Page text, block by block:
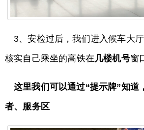
3、安检过后，我们进入候车大
核实自己乘坐的高铁在几楼机号窗
这里我们可以通过“提示牌”知道
者、服务区